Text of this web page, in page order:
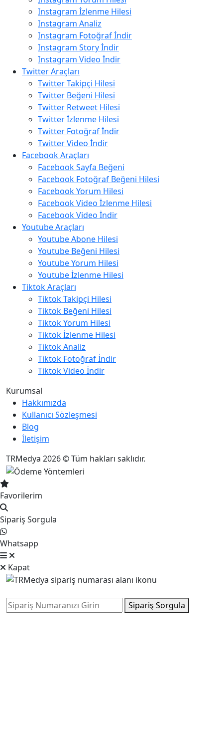
Instagram İzlenme Hilesi
Instagram Analiz
Instagram Fotoğraf İndir
Instagram Story İndir
Instagram Video İndir
Twitter Araçları
Twitter Takipçi Hilesi
Twitter Beğeni Hilesi
Twitter Retweet Hilesi
Twitter İzlenme Hilesi
Twitter Fotoğraf İndir
Twitter Video İndir
Facebook Araçları
Facebook Sayfa Beğeni
Facebook Fotoğraf Beğeni Hilesi
Facebook Yorum Hilesi
Facebook Video İzlenme Hilesi
Facebook Video İndir
Youtube Araçları
Youtube Abone Hilesi
Youtube Beğeni Hilesi
Youtube Yorum Hilesi
Youtube İzlenme Hilesi
Tiktok Araçları
Tiktok Takipçi Hilesi
Tiktok Beğeni Hilesi
Tiktok Yorum Hilesi
Tiktok İzlenme Hilesi
Tiktok Analiz
Tiktok Fotoğraf İndir
Tiktok Video İndir
Kurumsal
Hakkımızda
Kullanıcı Sözleşmesi
Blog
İletişim
TRMedya 2026 © Tüm hakları saklıdır.
Favorilerim
Sipariş Sorgula
Whatsapp
Kapat
Sipariş Sorgula